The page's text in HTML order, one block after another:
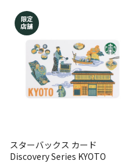
限定
店舗
スターバックス カード
Discovery Series KYOTO